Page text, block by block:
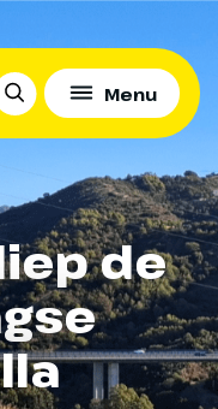
Menu
de